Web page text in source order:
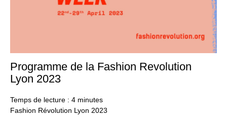
Programme de la Fashion Revolution
Lyon 2023
Temps de lecture : 4 minutes
Fashion Révolution Lyon 2023